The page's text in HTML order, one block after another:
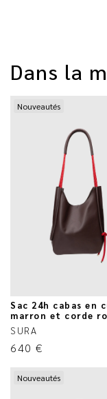
Dans la
Nouveautés
Sac 24h cabas en
marron et corde
SURA
640 €
Nouveautés